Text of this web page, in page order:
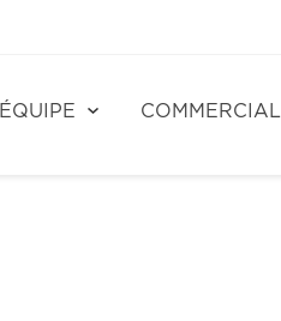
ÉQUIPE COMMERCIAL